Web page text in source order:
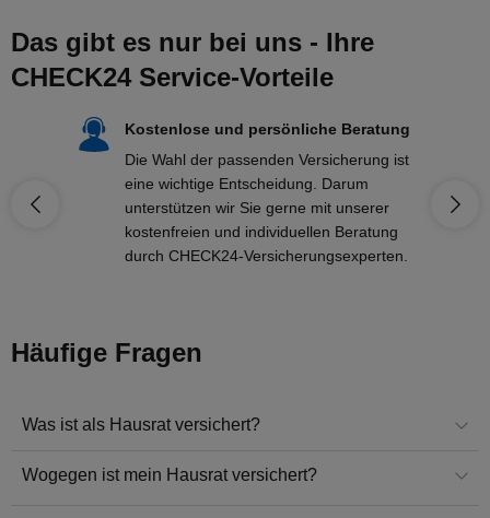
Das gibt es nur bei uns - Ihre
CHECK24 Service-Vorteile
Kostenlose und persönliche Beratung
Die Wahl der passenden Versicherung ist
eine wichtige Entscheidung. Darum
unterstützen wir Sie gerne mit unserer
kostenfreien und individuellen Beratung
durch CHECK24-Versicherungsexperten.
Häufige Fragen
Was ist als Hausrat versichert?
Wogegen ist mein Hausrat versichert?